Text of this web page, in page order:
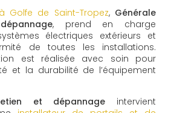
Golfe de Saint-Tropez, Générale
, prend en charge
électriques extérieurs et
de toutes les installations.
est réalisée avec soin pour
et la durabilité de l’équipement
et dépannage intervient